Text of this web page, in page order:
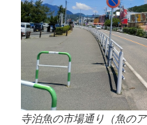
寺泊魚の市場通り（魚のア